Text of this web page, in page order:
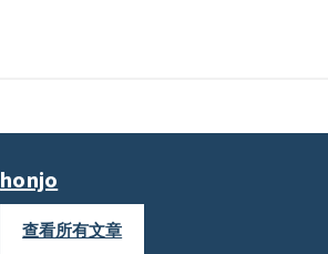
honjo
查看所有文章